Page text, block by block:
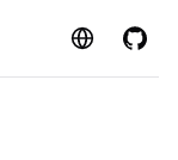
Strona